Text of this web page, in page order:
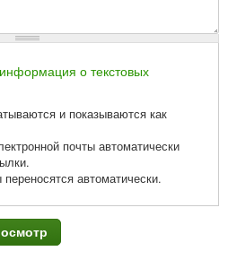
о текстовых
и показываются как
почты автоматически
автоматически.